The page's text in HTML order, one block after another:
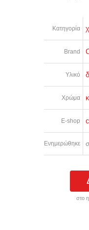
Κατηγορία
Brand
Υλικό
Χρώμα
E-shop
Ενημερώθηκε
στο